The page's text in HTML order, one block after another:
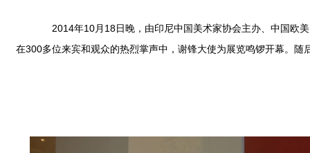
2014年10月 18日晚，由印尼中国美术家协会主办、中国欧
在300多位来宾和观众的热烈掌声中，谢锋大使为展览鸣锣开幕。随